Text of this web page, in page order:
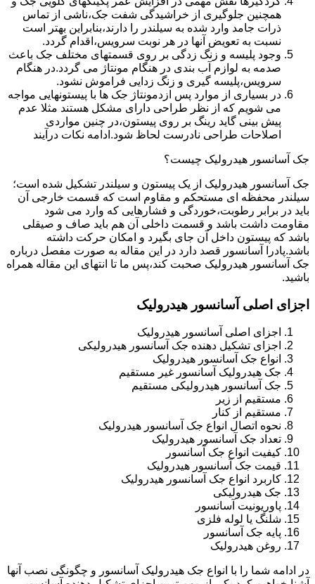
همچنین جلوگیری از خراشیدگی شفت جک،ناشی از تماس
ذرات جامد وارد شده به سیلندر را دارند،بنابراین بهتر است
نسبت به تعویض آنها در هر نوبت سرویس،اقدام گردد.
وجود پلیسه و زنگ زدگی بر روی قسمتهای مختلف جک باعث
صدمه به لوازم آب بندی در هنگام مونتاژ می گردد.در هنگام
سرویس،پلیسه گیری و زنگ زدایی فراموش نشود.
در بسیاری از موارد پس ازدمونتاژ جک ها با پیستونهایی مواجه
می شویم که از نظر طراحی دارای مشکل هستند مثلا عدم
پیش بینی گاید رینگ بر روی پیستون،در چنین مواردی
اصلاحات طراحی نادرست لحاظ شود.ادامه نکات درآیند
جک آسانسور هیدرولیک چیست؟
جک آسانسور هیدرولیک از یک پیستون و سیلندر تشکیل شده است؛
سیلندر محفظه ای مستحکم و مقاوم است که قسمت خارجی آن
باید در برابر رطوبت،خوردگی و فشارهایی که وارد می شود
مقاومت داشت باشد و قسمت داخلی آن هم باید صاف و صیقلی
باشد که پیستون داخل آن جای بگیرد و امکان حرکت داشته
باشد.پادرا آسانسور قصد دارد در این مقاله به صورت مفصل درباره
جک آسانسور هیدرولیک صحبت کند،پس ما تا انتهای این مقاله همراه
باشید.
اجزای اصلی آسانسور هیدرولیک
اجزای اصلی آسانسور هیدرولیک
اجزای تشکیل دهنده جک آسانسور هیدرولیکی
انواع جک آسانسور هیدرولیک
جک هیدرولیک آسانسور غیر مستقیم
جک آسانسور هیدرولیکی مستقیم
مستقیم از زیر
مستقیم از کنار
نحوه اتصال انواع جک آسانسور هیدرولیک
تعداد جک آسانسور هیدرولیک
کیفیت انواع جک آسانسور
قیمت جک آسانسور هیدرولیک
کاربرد انواع جک آسانسور هیدرولیک
جک هیدرولیکی
پاوریونیت آسانسور
شلنگ یا لوله فلزی
پایه جک آسانسور
روغن هیدرولیک
در ادامه شما را با انواع جک هیدرولیک آسانسور و چگونگی نصب آنها